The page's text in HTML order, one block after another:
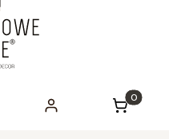
Produkty